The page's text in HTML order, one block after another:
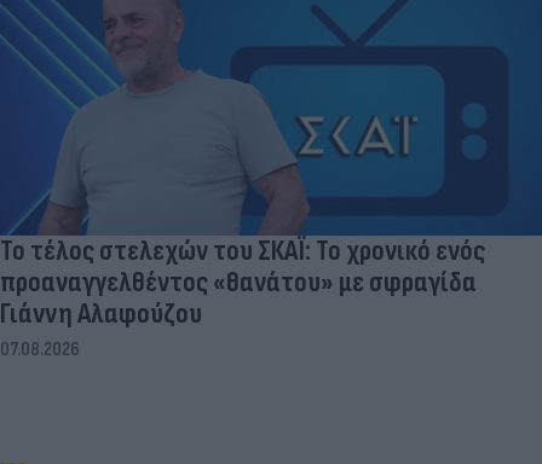
Το τέλος στελεχών του ΣΚΑΪ: Το χρονικό ενός
προαναγγελθέντος «θανάτου» με σφραγίδα
Γιάννη Αλαφούζου
07.08.2026